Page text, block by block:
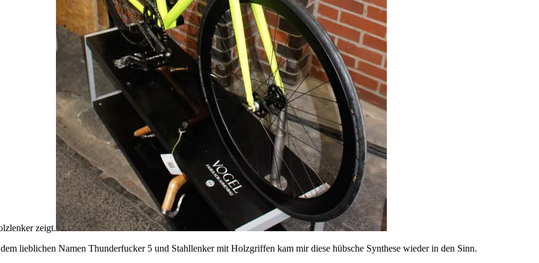
zeigt.
lieblichen Namen Thunderfucker 5 und Stahllenker mit Holzgriffen kam mir diese hübsche Synthese wieder in den Sinn.